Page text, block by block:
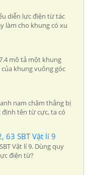
diễn lực điện từ tác
làm cho khung có xu
mô tả một khung
khung vuông góc
nam châm thẳng bị
định tên từ cực, ta có
63 SBT Vật lí 9
Vật lí 9. Dùng quy
điện từ?